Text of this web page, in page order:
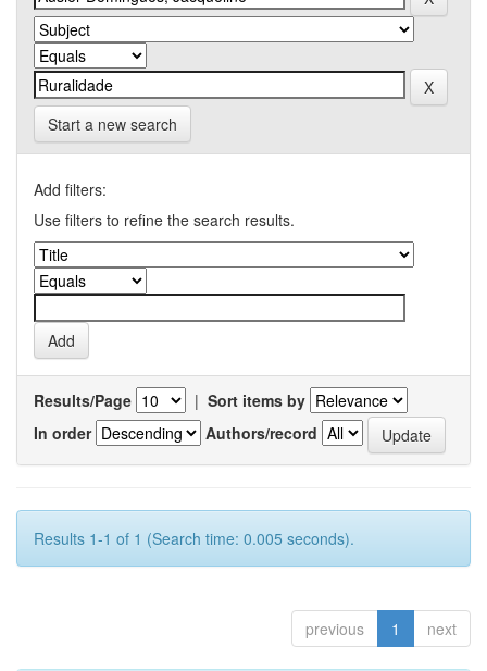
Start a new search
Add filters:
Use filters to refine the search results.
Results/Page | Sort items by
In order
Authors/record
Results 1-1 of 1 (Search time: 0.005 seconds).
previous 1 next